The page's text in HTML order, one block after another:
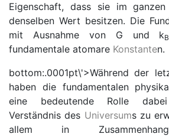
Eigenschaft, dass sie im ganzen
denselben Wert besitzen. Die
mit Ausnahme von G und kB
fundamentale atomare Konstanten.
bottom:.0001pt\'>Während der
haben die fundamentalen
eine bedeutende Rolle
Verständnis des Universums zu
allem in